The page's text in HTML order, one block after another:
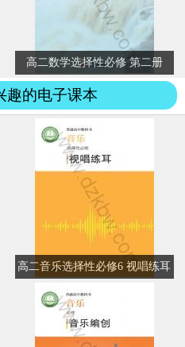
高二数学选择性必修 第二册
趣的电子课本
高二音乐选择性必修6 视唱练耳